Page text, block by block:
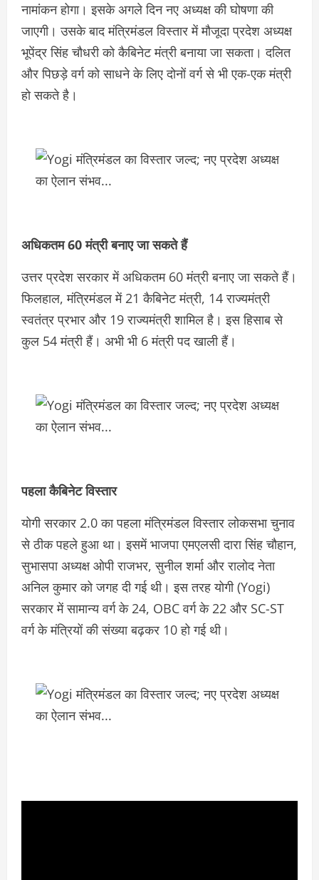
नामांकन होगा। इसके अगले दिन नए अध्यक्ष की घोषणा की
जाएगी। उसके बाद मंत्रिमंडल विस्तार में मौजूदा प्रदेश अध्यक्ष
भूपेंद्र सिंह चौधरी को कैबिनेट मंत्री बनाया जा सकता। दलित
और पिछड़े वर्ग को साधने के लिए दोनों वर्ग से भी एक-एक मंत्री
हो सकते है।
अधिकतम 60 मंत्री बनाए जा सकते हैं
उत्तर प्रदेश सरकार में अधिकतम 60 मंत्री बनाए जा सकते हैं।
फिलहाल, मंत्रिमंडल में 21 कैबिनेट मंत्री, 14 राज्यमंत्री
स्वतंत्र प्रभार और 19 राज्यमंत्री शामिल है। इस हिसाब से
कुल 54 मंत्री हैं। अभी भी 6 मंत्री पद खाली हैं।
पहला कैबिनेट विस्तार
योगी सरकार 2.0 का पहला मंत्रिमंडल विस्तार लोकसभा चुनाव
से ठीक पहले हुआ था। इसमें भाजपा एमएलसी दारा सिंह चौहान,
सुभासपा अध्यक्ष ओपी राजभर, सुनील शर्मा और रालोद नेता
अनिल कुमार को जगह दी गई थी। इस तरह योगी (Yogi)
सरकार में सामान्य वर्ग के 24, OBC वर्ग के 22 और SC-ST
वर्ग के मंत्रियों की संख्या बढ़कर 10 हो गई थी।